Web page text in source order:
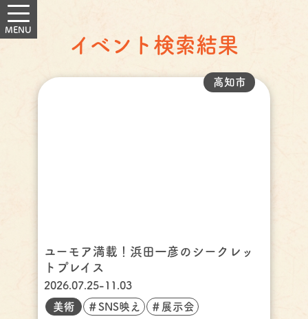
イベント検索結果
ユーモア満載！浜田一彦のシークレッ
トプレイス
高知市
2026.07.25-11.03
美術
＃SNS映え ＃展示会